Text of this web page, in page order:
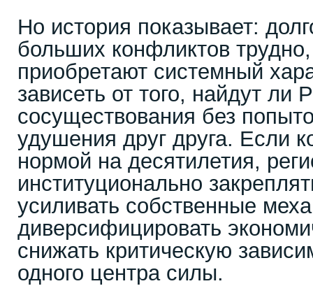
Но история показывает:
больших конфликтов
приобретают системный
зависеть от того, найдут
сосуществования без
удушения друг друга. Если
нормой на десятилетия,
институционально
усиливать собственные
диверсифицировать
снижать критическую
одного центра силы.